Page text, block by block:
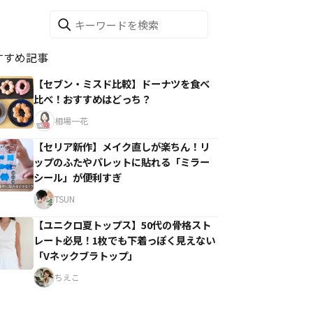
すめ記事
【セブン・ミスド比較】ドーナツを食べ
比べ！おすすめはどっち？
相場一花
【セリア新作】メイク直しが楽ちん！リ
ップのふたやパレットに貼れる「ミラー
シール」が便利すぎ
TSUN
【ユニクロ夏トップス】50代の骨格スト
レート必見！1枚でも下着っぽく見えない
「Vネックブラトップ」
ちえこ